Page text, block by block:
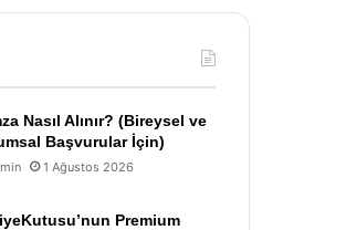
Nasıl Alınır? (Bireysel ve
Başvurular İçin)
1 Ağustos 2026
Premium